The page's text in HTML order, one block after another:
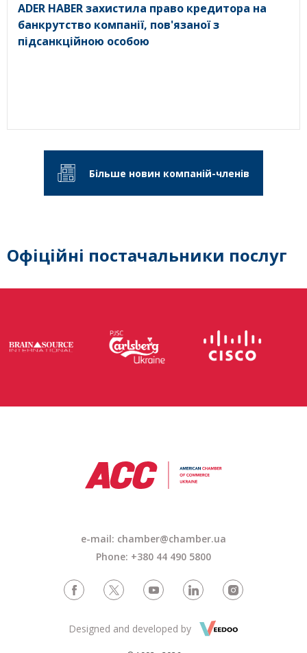
ADER HABER захистила право кредитора на
банкрутство компанії, пов'язаної з
підсанкційною особою
Більше новин компаній-членів
Офіційні постачальники послуг
e-mail: chamber@chamber.ua
Phone: +380 44 490 5800
Designed and developed by